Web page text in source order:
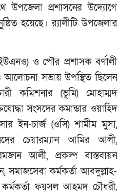
উপজেলা প্রশাসনের উদ্যোগে
হয়েছে। র‌্যালীটি উপজেলার
ও পৌর প্রশাসক বর্ণালী
আলোচনা সভায় উপস্থিত ছিলেন
কমিশনার (ভূমি) মোহাম্মদ
সংসদের কমান্ডার ওয়াহিদ
ইন-চার্জ (ওসি) শামীম মুসা,
চেয়ারম্যান আমির আলী,
আলী, প্রকল্প বাস্তবায়ন
কর্মকর্তা আবদুল্লাহ-
ফয়সল আহমদ চৌধুরী,